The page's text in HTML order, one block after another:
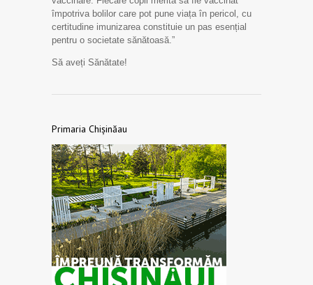
împotriva bolilor care pot pune viața în pericol, cu
certitudine imunizarea constituie un pas esențial
pentru o societate sănătoasă.”
Să aveți Sănătate!
Primaria Chișinăau